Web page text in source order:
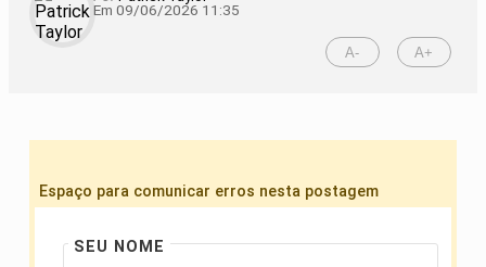
Em 09/06/2026 11:35
A- A+
Espaço para comunicar erros nesta postagem
SEU NOME